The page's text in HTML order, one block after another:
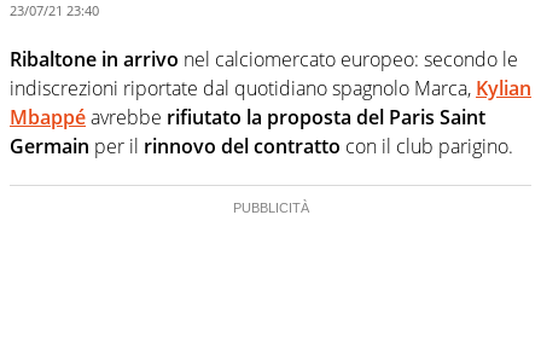
23/07/21 23:40
Ribaltone in arrivo nel calciomercato europeo: secondo le
indiscrezioni riportate dal quotidiano spagnolo Marca, Kylian
Mbappéavrebbe rifiutato la proposta del Paris Saint
Germain per il rinnovo del contratto con il club parigino.